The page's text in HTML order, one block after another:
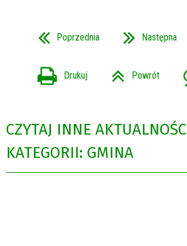
Poprzednia Następna
Drukuj Powrót
CZYTAJ INNE
KATEGORII: GMINA